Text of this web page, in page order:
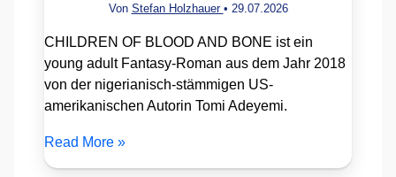
Von Stefan Holzhauer • 29.07.2026
CHILDREN OF BLOOD AND BONE ist ein
young adult Fantasy-Roman aus dem Jahr 2018
von der nigerianisch-stämmigen US-
amerikanischen Autorin Tomi Adeyemi.
Read More »